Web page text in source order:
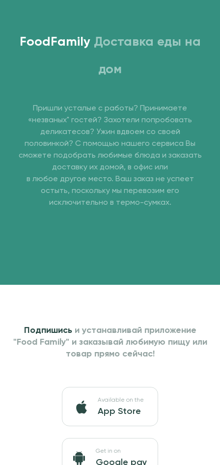
FoodFamilyДоставка еды на
дом
Пришли усталые с работы? Принимаете
«незваных" гостей? Захотели попробовать
деликатесов? Ужин вдвоем со своей
половинкой? С помощью нашего сервиса Вы
сможете подобрать любимые блюда и заказать
доставку их домой, в офис или
в любое другое место. Ваш заказ не успеет
остыть, поскольку мы перевозим его
исключительно в термо-сумках.
Подпишисьи устанавливай приложение
"Food Family" и заказывай любимую пищу или
товар прямо сейчас!
Available on the
App Store
Get in on
Google pay